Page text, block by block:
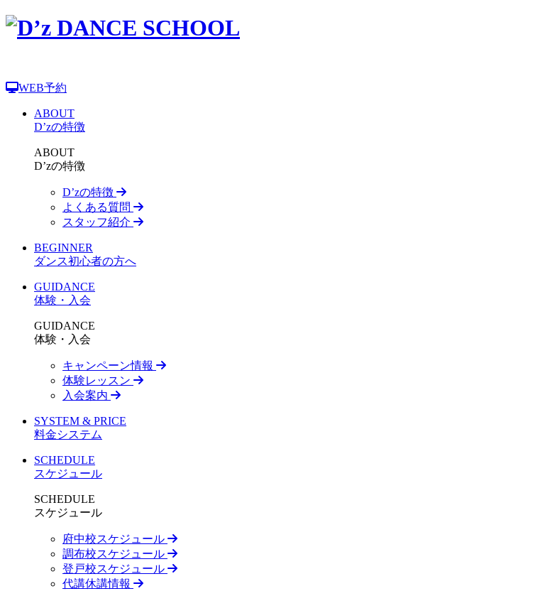
WEB予約
ABOUT
D’zの特徴
ABOUT
D’zの特徴
D’zの特徴
よくある質問
スタッフ紹介
BEGINNER
ダンス初心者の方へ
GUIDANCE
体験・入会
GUIDANCE
体験・入会
キャンペーン情報
体験レッスン
入会案内
SYSTEM & PRICE
料金システム
SCHEDULE
スケジュール
SCHEDULE
スケジュール
府中校スケジュール
調布校スケジュール
登戸校スケジュール
代講休講情報